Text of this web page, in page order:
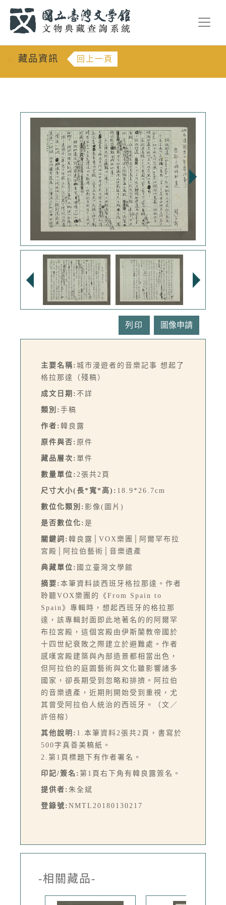
::: 藏品資訊 回上一頁
列印
主要名稱: 城市漫遊者的音樂記事 想起了
格拉那達（殘稿）
成文日期: 不詳
類別: 手稿
作者: 韓良露
原件與否: 原件
藏品層次: 單件
數量單位: 2張共2頁
尺寸大小(長*寬*高): 18.9*26.7cm
數位化類別: 影像(圖片)
是否數位化: 是
關鍵詞: 韓良露│VOX樂團│阿爾罕布拉
宮殿│阿拉伯藝術│音樂遺產
典藏單位: 國立臺灣文學館
摘要: 本筆資料談西班牙格拉那達。作者
聆聽VOX樂團的《From Spain to
Spain》專輯時，想起西班牙的格拉那
達，該專輯封面即此地著名的的阿爾罕
布拉宮殿，這個宮殿由伊斯蘭教帝國於
十四世紀衰敗之際建立於避難處。作者
感嘆宮殿建築與內部造景都相當出色，
但阿拉伯的庭園藝術與文化雖影響諸多
國家，卻長期受到忽略和排擠。阿拉伯
的音樂遺產，近期則開始受到重視，尤
其曾受阿拉伯人統治的西班牙。（文／
許倍榕）
其他說明: 1.本筆資料2張共2頁，書寫於
500字真善美稿紙。
2.第1頁標題下有作者署名。
印記/簽名: 第1頁右下角有韓良露簽名。
提供者: 朱全斌
登錄號: NMTL20180130217
-相關藏品-